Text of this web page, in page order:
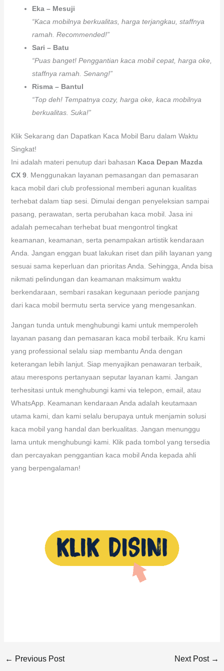
Eka – Mesuji
“Kaca mobilnya berkualitas, harga terjangkau, staffnya
ramah. Recommended!”
Sari – Batu
“Puas banget! Penggantian kaca mobil cepat, harga oke,
staffnya ramah. Senang!”
Risma – Bantul
“Top deh! Tempatnya cozy, harga oke, kaca mobilnya
berkualitas. Suka!”
Klik Sekarang dan Dapatkan Kaca Mobil Baru dalam Waktu
Singkat!
Ini adalah materi penutup dari bahasan Kaca Depan Mazda
CX 9. Menggunakan layanan pemasangan dan pemasaran
kaca mobil dari club professional memberi agunan kualitas
terhebat dalam tiap sesi. Dimulai dengan penyeleksian sampai
pasang, perawatan, serta perubahan kaca mobil. Jasa ini
adalah pemecahan terhebat buat mengontrol tingkat
keamanan, keamanan, serta penampakan artistik kendaraan
Anda. Jangan enggan buat lakukan riset dan pilih layanan yang
sesuai sama keperluan dan prioritas Anda. Sehingga, Anda bisa
nikmati pelindungan dan keamanan maksimum waktu
berkendaraan, sembari rasakan kegunaan periode panjang
dari kaca mobil bermutu serta service yang mengesankan.
Jangan tunda untuk menghubungi kami untuk memperoleh
layanan pasang dan pemasaran kaca mobil terbaik. Kru kami
yang professional selalu siap membantu Anda dengan
keterangan lebih lanjut. Siap menyajikan penawaran terbaik,
atau merespons pertanyaan seputar layanan kami. Jangan
terhesitasi untuk menghubungi kami via telepon, email, atau
WhatsApp. Keamanan kendaraan Anda adalah keutamaan
utama kami, dan kami selalu berupaya untuk menjamin solusi
kaca mobil yang handal dan berkualitas. Jangan menunggu
lama untuk menghubungi kami. Klik pada tombol yang tersedia
dan percayakan penggantian kaca mobil Anda kepada ahli
yang berpengalaman!
← Previous Post Next Post →